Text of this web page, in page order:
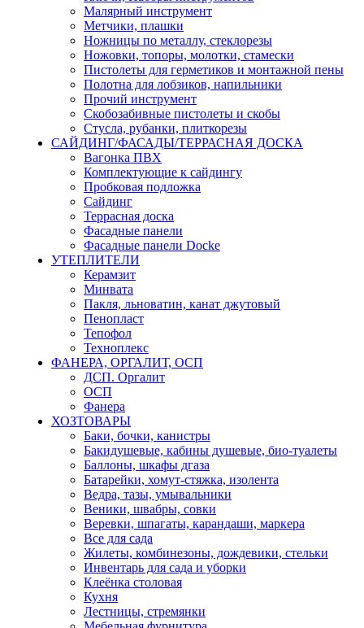
Малярный инструмент
Метчики, плашки
Ножницы по металлу, стеклорезы
Ножовки, топоры, молотки, стамески
Пистолеты для герметиков и монтажной пены
Полотна для лобзиков, напильники
Прочий инструмент
Скобозабивные пистолеты и скобы
Стусла, рубанки, плиткорезы
САЙДИНГ/ФАСАДЫ/ТЕРРАСНАЯ ДОСКА
Вагонка ПВХ
Комплектующие к сайдингу
Пробковая подложка
Сайдинг
Террасная доска
Фасадные панели
Фасадные панели Docke
УТЕПЛИТЕЛИ
Керамзит
Минвата
Пакля, льноватин, канат джутовый
Пенопласт
Тепофол
Техноплекс
ФАНЕРА, ОРГАЛИТ, ОСП
ДСП. Оргалит
ОСП
Фанера
ХОЗТОВАРЫ
Баки, бочки, канистры
Бакидушевые, кабины душевые, био-туалеты
Баллоны, шкафы дгаза
Батарейки, хомут-стяжка, изолента
Ведра, тазы, умывальники
Веники, швабры, совки
Веревки, шпагаты, карандаши, маркера
Все для сада
Жилеты, комбинезоны, дождевики, стельки
Инвентарь для сада и уборки
Клеёнка столовая
Кухня
Лестницы, стремянки